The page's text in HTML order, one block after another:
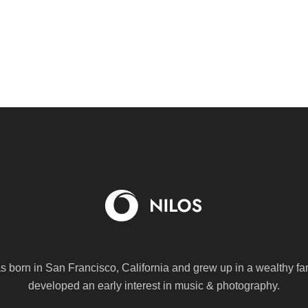
born in San Francisco, California and grew up in a wealthy
developed an early interest in music & photography.